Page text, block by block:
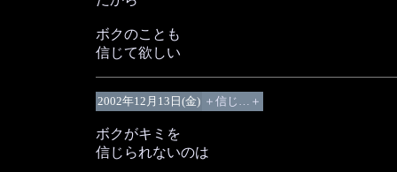
ボクのことも
信じて欲しい
2002年12月13日(金) ＋信じ…＋
ボクがキミを
信じられないのは